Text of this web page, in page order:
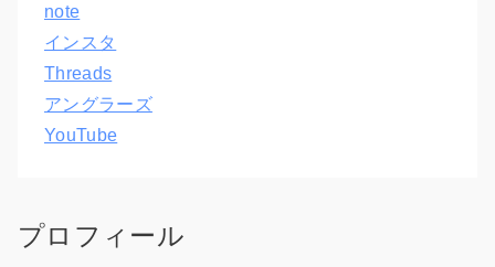
note
インスタ
Threads
アングラーズ
YouTube
プロフィール